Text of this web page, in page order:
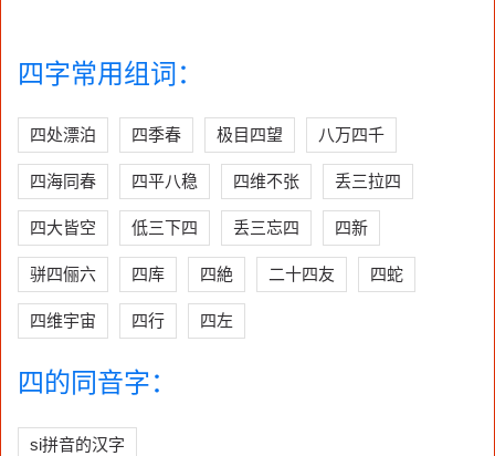
四字常用组词：
四处漂泊 四季春 极目四望 八万四千
四海同春 四平八稳 四维不张 丢三拉四
四大皆空 低三下四 丢三忘四 四新
骈四俪六 四库 四絶 二十四友 四蛇
四维宇宙 四行 四左
四的同音字：
si拼音的汉字